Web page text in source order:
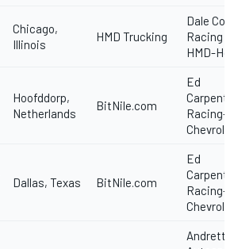
Chicago,
Illinois
HMD Trucking
Dale
Racing
HMD-
Hoofddorp,
Netherlands
BitNile.com
Ed
Racing-
Dallas, Texas BitNile.com
Ed
Racing-
Andretti